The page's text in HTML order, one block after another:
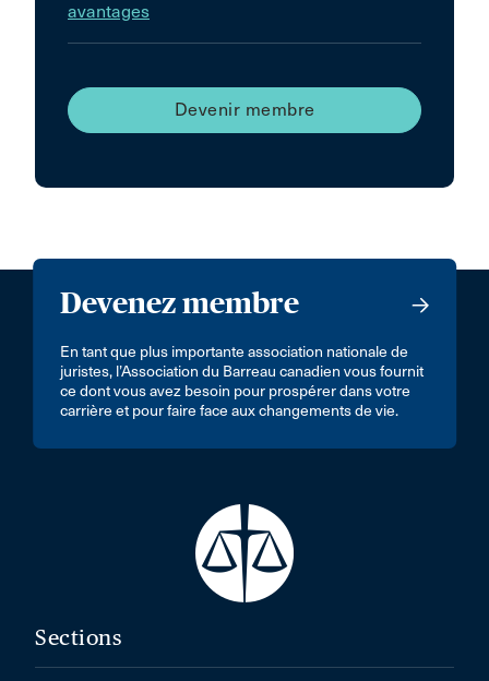
avantages
Devenir membre
Devenez membre
En tant que plus importante association nationale de
juristes, l’Association du Barreau canadien vous fournit
ce dont vous avez besoin pour prospérer dans votre
carrière et pour faire face aux changements de vie.
Sections